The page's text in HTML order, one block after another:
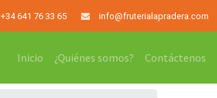
+34 641 76 33 65 info@fruterialapradera.com
Inicio ¿Quiénes somos? Contáctenos